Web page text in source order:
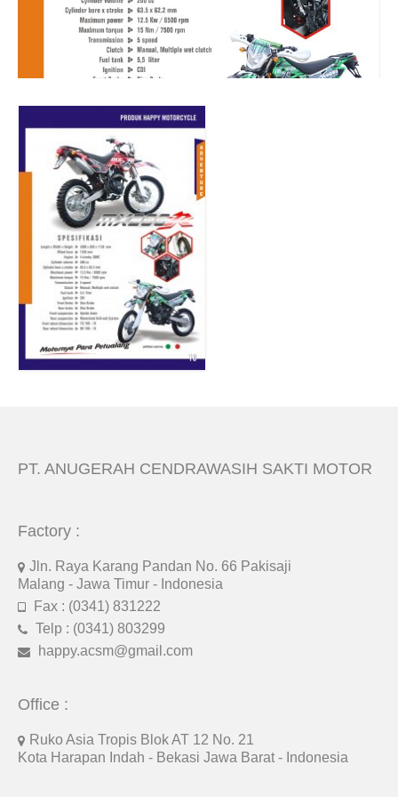
PT. ANUGERAH CENDRAWASIH SAKTI MOTOR
Factory :
Jln. Raya Karang Pandan No. 66 Pakisaji
Malang - Jawa Timur - Indonesia
Fax : (0341) 831222
Telp : (0341) 803299
happy.acsm@gmail.com
Office :
Ruko Asia Tropis Blok AT 12 No. 21
Kota Harapan Indah - Bekasi Jawa Barat - Indonesia